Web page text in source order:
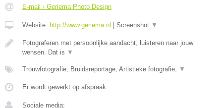
E-mail › Geriema Photo Design
Website: http://www.geriema.nl Screenshot ▼
Fotograferen met persoonlijke aandacht, luisteren naar jouw
wensen. Dat is ▼
Trouwfotografie, Bruidsreportage, Artistieke fotografie, ▼
Er wordt gewerkt op afspraak.
Sociale media: